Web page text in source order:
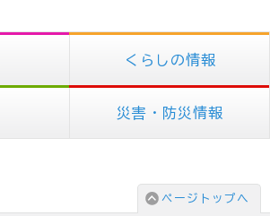
くらしの情報
災害・防災情報
ページトップへ